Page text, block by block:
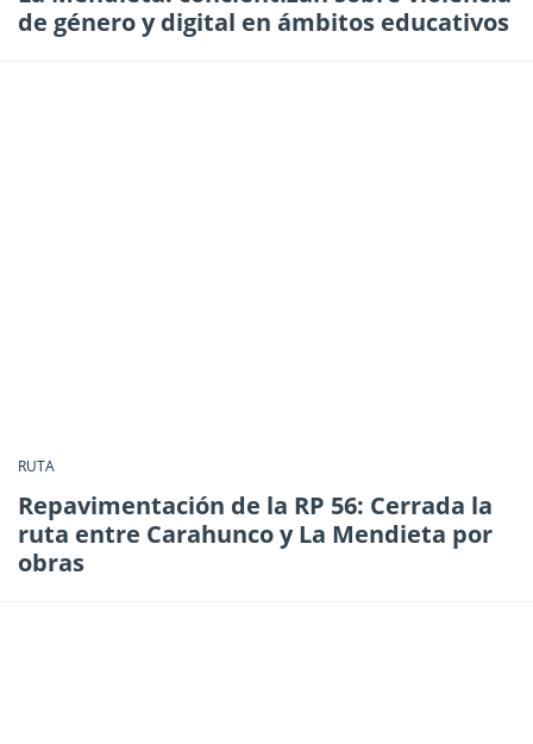
de género y digital en ámbitos educativos
RUTA
Repavimentación de la RP 56: Cerrada la
ruta entre Carahunco y La Mendieta por
obras